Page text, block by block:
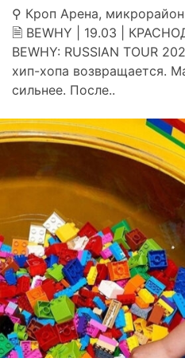
⚲ Кроп Арена,
🗎 BEWHY | 19.03 |
BEWHY: RUSSIAN TOUR
хип-хопа возвращается.
сильнее. После..